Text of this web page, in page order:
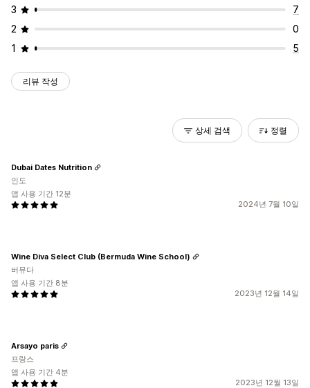
3
7
2
0
1
5
리뷰 작성
상세 검색 정렬
2024년 7월 10일
Dubai Dates Nutrition
인도
앱 사용 기간 12분
2023년 12월 14일
Wine Diva Select Club (Bermuda Wine School)
버뮤다
앱 사용 기간 8분
2023년 12월 13일
Arsayo paris
프랑스
앱 사용 기간 4분